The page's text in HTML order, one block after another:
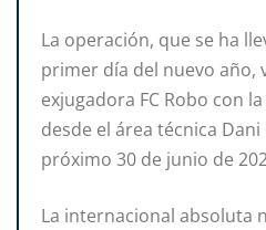
La operación, que se ha
primer día del nuevo año,
exjugadora FC Robo con
desde el área técnica
próximo 30 de junio de
La internacional absoluta